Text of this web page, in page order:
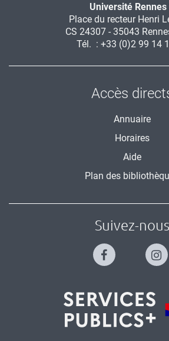
Université Rennes
Place du recteur Henri
CS 24307 - 35043
Tél. : +33 (0)2 99 14
Accès
Annuaire
Horaires
Aide
Plan des
Suivez-nous